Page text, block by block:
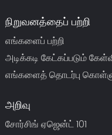
நிறுவனத்தைப் பற்றி
எங்களைப் பற்றி
அடிக்கடி கேட்கப்படும்
எங்களைத் தொடர்பு
அறிவு
சோர்சிங் ஏஜென்ட் 101